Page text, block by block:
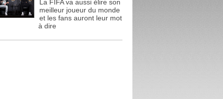
La FIFA va aussi élire son
meilleur joueur du monde
et les fans auront leur mot
à dire